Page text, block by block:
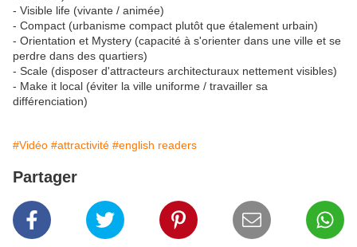
- Visible life (vivante / animée)
- Compact (urbanisme compact plutôt que étalement urbain)
- Orientation et Mystery (capacité à s'orienter dans une ville et se
perdre dans des quartiers)
- Scale (disposer d'attracteurs architecturaux nettement visibles)
- Make it local (éviter la ville uniforme / travailler sa
différenciation)
#Vidéo #attractivité #english readers
Partager